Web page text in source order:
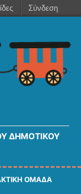
ΔΗΜΟΤΙΚΟΎ
ΟΜΑΔΑ
Σύνδεση